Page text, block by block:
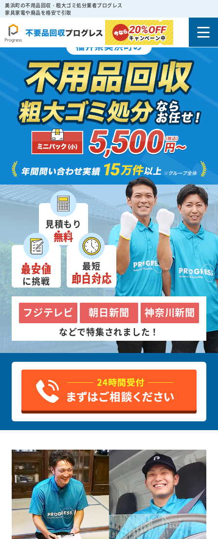
美浜町の不用品回収・粗大ゴミ処分業者プログレス
家具家電や廃品を格安で引取
20%OFF
キャンペーン中
福井県美浜町の
見積もり
無料
最安値
に挑戦
最短
即日対応
フジテレビ 朝日新聞 神奈川新聞
などで特集されました！